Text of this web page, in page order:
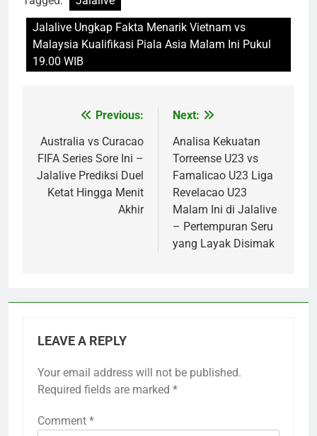
Jalalive Ungkap Fakta Menarik Vietnam vs
Malaysia Kualifikasi Piala Asia Malam Ini Pukul
19.00 WIB
navigation
Previous:
Australia vs Curacao
FIFA Series Sore Ini –
Jalalive Prediksi Duel
Ketat Hingga Menit
Akhir
Next:
Analisa Kekuatan
Torreense U23 vs
Famalicao U23 Liga
Revelacao U23
Malam Ini di Jalalive
– Pertempuran Seru
yang Layak Disimak
LEAVE A REPLY
Your email address will not be published.
Required fields are marked *
Comment *